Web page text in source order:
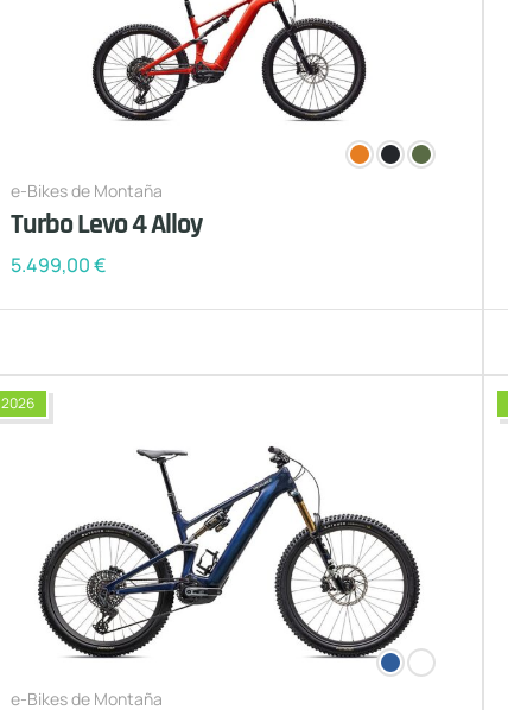
e-Bikes de Montaña
Turbo Levo 4 Alloy
5.499,00€
2026
e-Bikes de Montaña